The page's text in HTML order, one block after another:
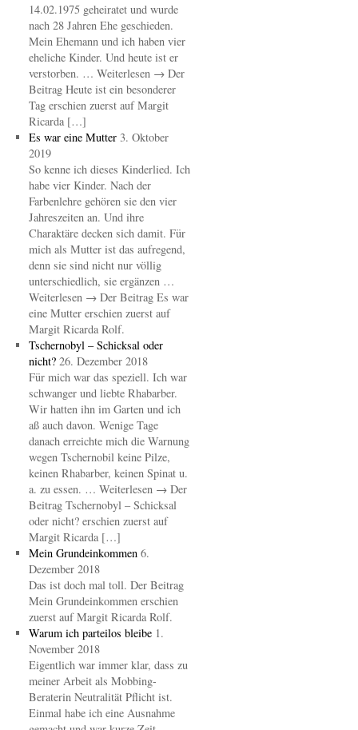
14.02.1975 geheiratet und wurde
nach 28 Jahren Ehe geschieden.
Mein Ehemann und ich haben vier
eheliche Kinder. Und heute ist er
verstorben. … Weiterlesen → Der
Beitrag Heute ist ein besonderer
Tag erschien zuerst auf Margit
Ricarda […]
Es war eine Mutter 3. Oktober
2019
So kenne ich dieses Kinderlied. Ich
habe vier Kinder. Nach der
Farbenlehre gehören sie den vier
Jahreszeiten an. Und ihre
Charaktäre decken sich damit. Für
mich als Mutter ist das aufregend,
denn sie sind nicht nur völlig
unterschiedlich, sie ergänzen …
Weiterlesen → Der Beitrag Es war
eine Mutter erschien zuerst auf
Margit Ricarda Rolf.
Tschernobyl – Schicksal oder
nicht? 26. Dezember 2018
Für mich war das speziell. Ich war
schwanger und liebte Rhabarber.
Wir hatten ihn im Garten und ich
aß auch davon. Wenige Tage
danach erreichte mich die Warnung
wegen Tschernobil keine Pilze,
keinen Rhabarber, keinen Spinat u.
a. zu essen. … Weiterlesen → Der
Beitrag Tschernobyl – Schicksal
oder nicht? erschien zuerst auf
Margit Ricarda […]
Mein Grundeinkommen 6.
Dezember 2018
Das ist doch mal toll. Der Beitrag
Mein Grundeinkommen erschien
zuerst auf Margit Ricarda Rolf.
Warum ich parteilos bleibe 1.
November 2018
Eigentlich war immer klar, dass zu
meiner Arbeit als Mobbing-
Beraterin Neutralität Pflicht ist.
Einmal habe ich eine Ausnahme